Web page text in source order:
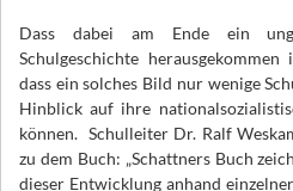
Dass dabei am Ende ein
Schulgeschichte
dass ein solches Bild nur wenige
Hinblick auf ihre
können. Schulleiter Dr. Ralf
zu dem Buch: „Schattners Buch
dieser Entwicklung anhand